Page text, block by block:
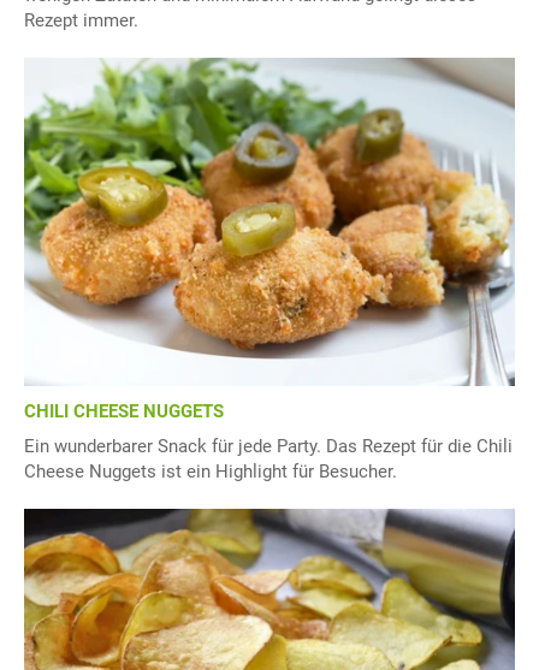
Rezept immer.
CHILI CHEESE NUGGETS
Ein wunderbarer Snack für jede Party. Das Rezept für die Chili
Cheese Nuggets ist ein Highlight für Besucher.